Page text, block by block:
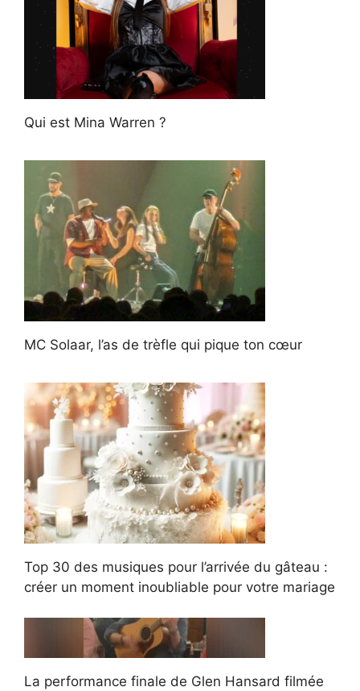
Qui est Mina Warren ?
MC Solaar, l’as de trèfle qui pique ton cœur
Top 30 des musiques pour l’arrivée du gâteau :
créer un moment inoubliable pour votre mariage
La performance finale de Glen Hansard filmée